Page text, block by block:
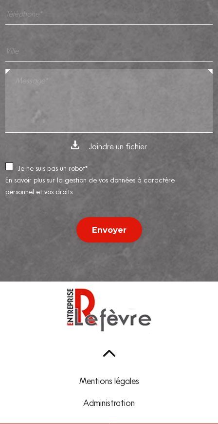
Téléphone*
Ville
Message*
Joindre un fichier
Je ne suis pas un robot*
En savoir plus sur la gestion de vos données à caractère
personnel et vos droits
Envoyer
Mentions légales
Administration